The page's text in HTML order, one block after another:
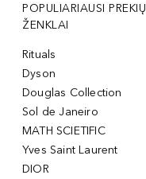
POPULIARIAUSI PREKIŲ
ŽENKLAI
Rituals
Dyson
Douglas Collection
Sol de Janeiro
MATH SCIETIFIC
Yves Saint Laurent
DIOR